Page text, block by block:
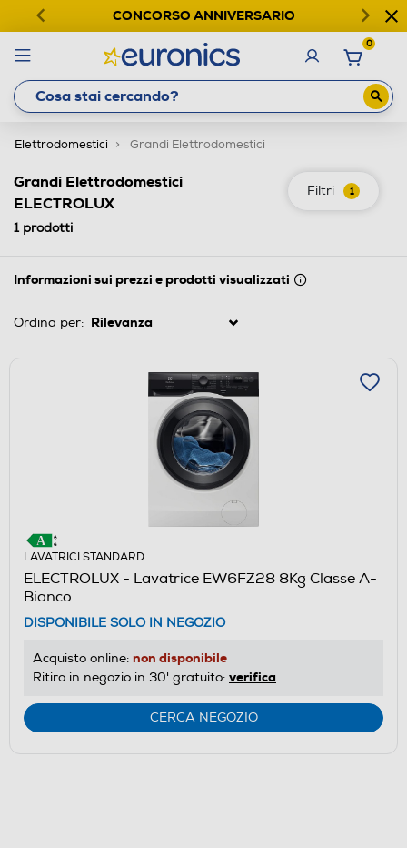
CONCORSO ANNIVERSARIO
0
Elettrodomestici Grandi Elettrodomestici
Filtri 1
Grandi Elettrodomestici
ELECTROLUX
1prodotti
Informazioni sui prezzi e prodotti visualizzati
Ordina per:
LAVATRICI STANDARD
ELECTROLUX - Lavatrice EW6FZ28 8Kg Classe A-
Bianco
DISPONIBILE SOLO IN NEGOZIO
Acquisto online: non disponibile
Ritiro in negozio in 30' gratuito: verifica
CERCA NEGOZIO